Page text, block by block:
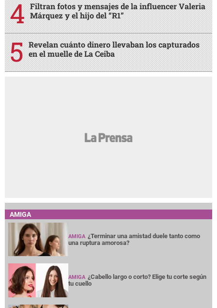
Filtran fotos y mensajes de la influencer Valeria
Márquez y el hijo del “R1”
Revelan cuánto dinero llevaban los capturados
en el muelle de La Ceiba
AMIGA
AMIGA ¿Terminar una amistad duele tanto como
una ruptura amorosa?
AMIGA ¿Cabello largo o corto? Elige tu corte según
tu cuello